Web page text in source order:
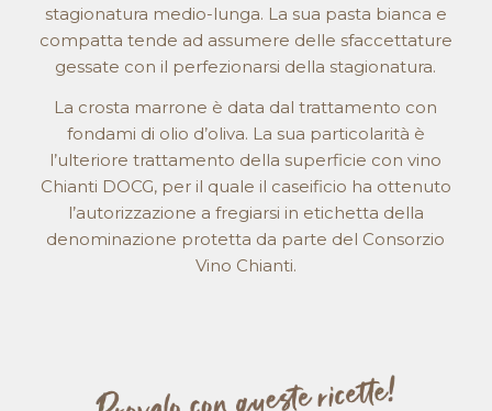
stagionatura medio-lunga. La sua pasta bianca e
compatta tende ad assumere delle sfaccettature
gessate con il perfezionarsi della stagionatura.
La crosta marrone è data dal trattamento con
fondami di olio d’oliva. La sua particolarità è
l’ulteriore trattamento della superficie con vino
Chianti DOCG, per il quale il caseificio ha ottenuto
l’autorizzazione a fregiarsi in etichetta della
denominazione protetta da parte del Consorzio
Vino Chianti.